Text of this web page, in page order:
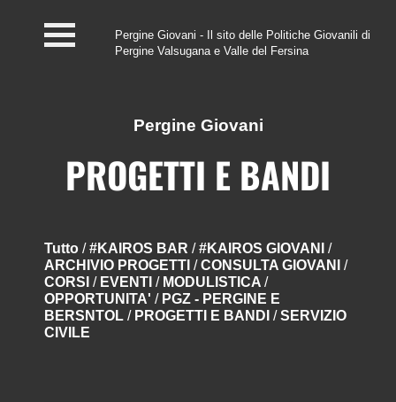
#InfoPoint
Centro #Kairos
Eventi e News
Contatti
Pergine Giovani - Il sito delle Politiche Giovanili di
Pergine Valsugana e Valle del Fersina
Pergine Giovani
PROGETTI E BANDI
Tutto /#KAIROS BAR /#KAIROS GIOVANI /
ARCHIVIO PROGETTI /CONSULTA GIOVANI /
CORSI / EVENTI / MODULISTICA /
OPPORTUNITA' / PGZ - PERGINE E
BERSNTOL / PROGETTI E BANDI /SERVIZIO
CIVILE